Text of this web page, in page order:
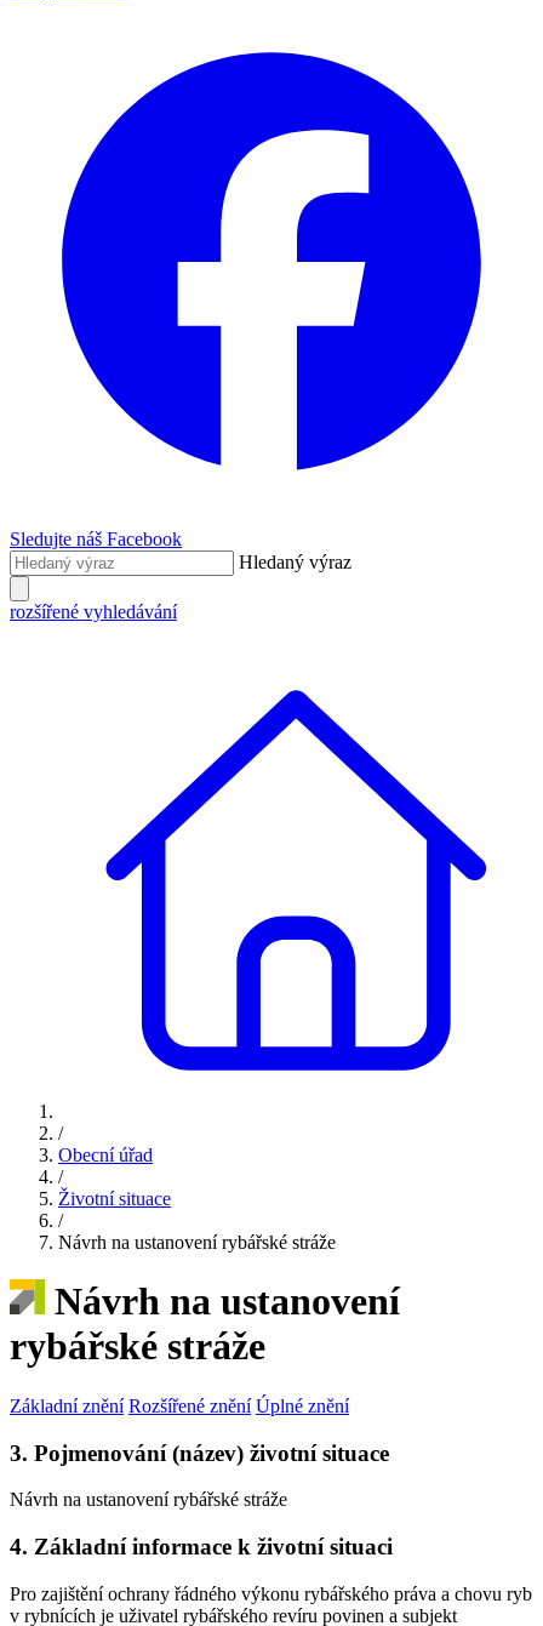
Sledujte náš Facebook
Hledaný výraz
rozšířené vyhledávání
/
Obecní úřad
/
Životní situace
/
Návrh na ustanovení rybářské stráže
Návrh na ustanovení
rybářské stráže
Základní znění Rozšířené znění Úplné znění
3. Pojmenování (název) životní situace
Návrh na ustanovení rybářské stráže
4. Základní informace k životní situaci
Pro zajištění ochrany řádného výkonu rybářského práva a chovu ryb
v rybnících je uživatel rybářského revíru povinen a subjekt